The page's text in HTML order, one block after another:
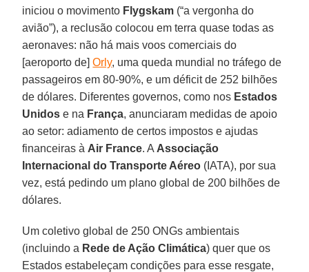
iniciou o movimento Flygskam (“a vergonha do
avião”), a reclusão colocou em terra quase todas as
aeronaves: não há mais voos comerciais do
[aeroporto de]Orly, uma queda mundial no tráfego de
passageiros em 80-90%, e um déficit de 252 bilhões
de dólares. Diferentes governos, como nos Estados
Unidos e na França, anunciaram medidas de apoio
ao setor: adiamento de certos impostos e ajudas
financeiras à Air France. A Associação
Internacional do Transporte Aéreo (IATA), por sua
vez, está pedindo um plano global de 200 bilhões de
dólares.
Um coletivo global de 250 ONGs ambientais
(incluindo a Rede de Ação Climática) quer que os
Estados estabeleçam condições para esse resgate,